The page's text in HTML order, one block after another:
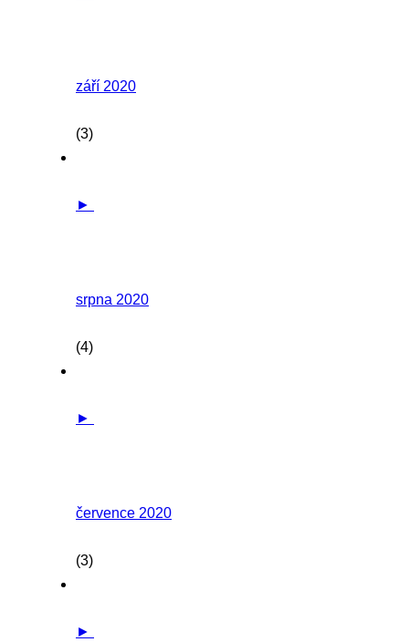
září 2020
(3)
►
srpna 2020
(4)
►
července 2020
(3)
►